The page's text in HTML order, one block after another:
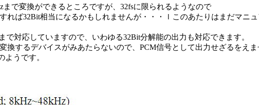
で変換ができるところですが、32fsに限られるようなので
れば32Bit相当になるかもしれませんが・・・ｌこのあたりはまだマニ
対応していますので、いわゆる32Bit分解能の出力も対応できます。
換するデバイスがみあたらないので、PCM信号として出力せざるをえま
ようです。